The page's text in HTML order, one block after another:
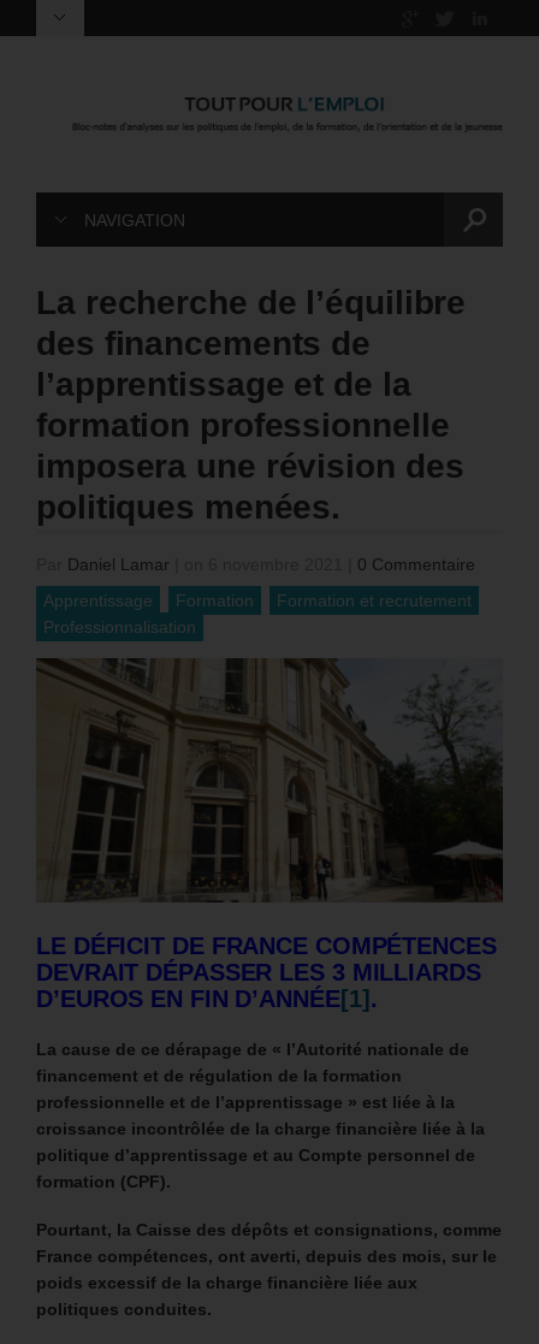
NAVIGATION
La recherche de l’équilibre
des financements de
l’apprentissage et de la
formation professionnelle
imposera une révision des
politiques menées.
Daniel Lamar
0 Commentaire
Apprentissage
Formation
Formation et recrutement
Professionnalisation
LE DÉFICIT DE FRANCE COMPÉTENCES
DEVRAIT DÉPASSER LES 3 MILLIARDS
D’EUROS EN FIN D’ANNÉE[1] .
La cause de ce dérapage de « l’Autorité nationale de
financement et de régulation de la formation
professionnelle et de l’apprentissage » est liée à la
croissance incontrôlée de la charge financière liée à la
politique d’apprentissage et au Compte personnel de
formation (CPF).
Pourtant, la Caisse des dépôts et consignations, comme
France compétences, ont averti, depuis des mois, sur le
poids excessif de la charge financière liée aux
politiques conduites.